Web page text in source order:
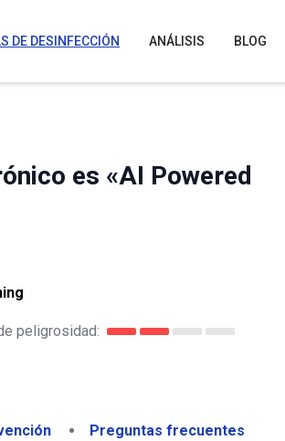
DE DESINFECCIÓN ANÁLISIS BLOG
es «AI Powered
peligrosidad:
Preguntas frecuentes